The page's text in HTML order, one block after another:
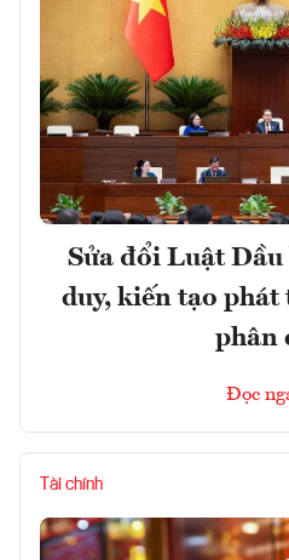
Sửa đổi Luật
duy, kiến tạo
phân
Đọc
Tài chính